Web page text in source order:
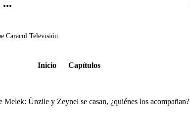
Caracol Televisión
Inicio Capítulos
Melek: Ünzile y Zeynel se casan, ¿quiénes los acompañan?